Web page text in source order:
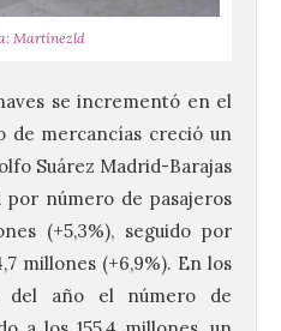
Martínezld
se incrementó en el
de mercancías creció un
Suárez Madrid-Barajas
número de pasajeros
(+5,3%), seguido por
millones (+6,9%). En los
del año el número de